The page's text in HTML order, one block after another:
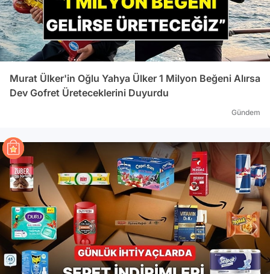
Murat Ülker'in Oğlu Yahya Ülker 1 Milyon Beğeni Alırsa
Dev Gofret Üreteceklerini Duyurdu
Gündem